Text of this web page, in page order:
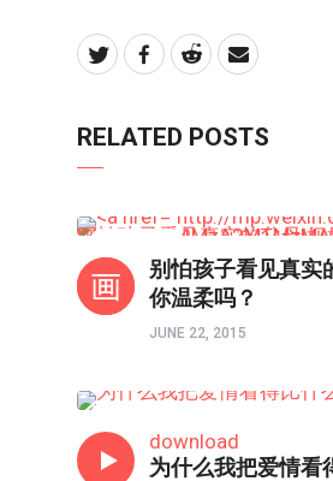
RELATED POSTS
别怕孩子看见真实
你温柔吗？
JUNE 22, 2015
download
为什么我把爱情看